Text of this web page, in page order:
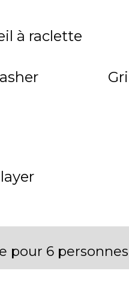
à raclette
pour 6